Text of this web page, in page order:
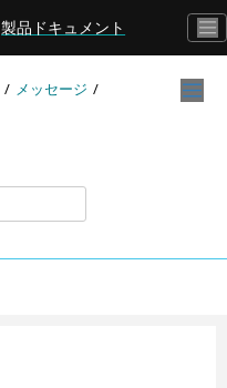
製品ドキュメント
メッセージ